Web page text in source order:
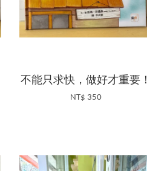
不能只求快，做好才重要！
NT$ 350